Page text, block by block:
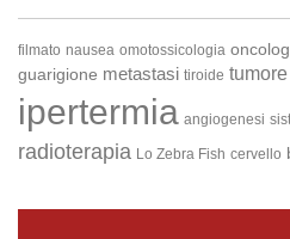
filmato nausea omotossicologia
guarigione metastasi tiroide tumore
ipertermia angiogenesi
radioterapia Lo Zebra Fish cervello